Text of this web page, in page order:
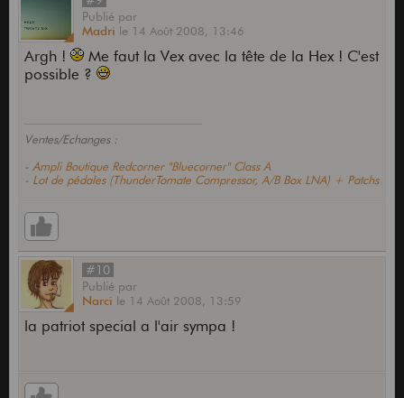
Publié par
Madri le 14 Août 2008, 13:46
Argh !
Me faut la Vex avec la tête de la Hex ! C'est
possible ?
Ventes/Echanges :
- Ampli Boutique Redcorner "Bluecorner" Class A
- Lot de pédales (ThunderTomate Compressor, A/B Box LNA) + Patchs
#10
Publié par
Narci le 14 Août 2008, 13:59
la patriot special a l'air sympa !